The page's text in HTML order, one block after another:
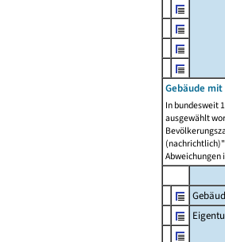
Gebäude
In bundesweit
ausgewählt
Abweichungen